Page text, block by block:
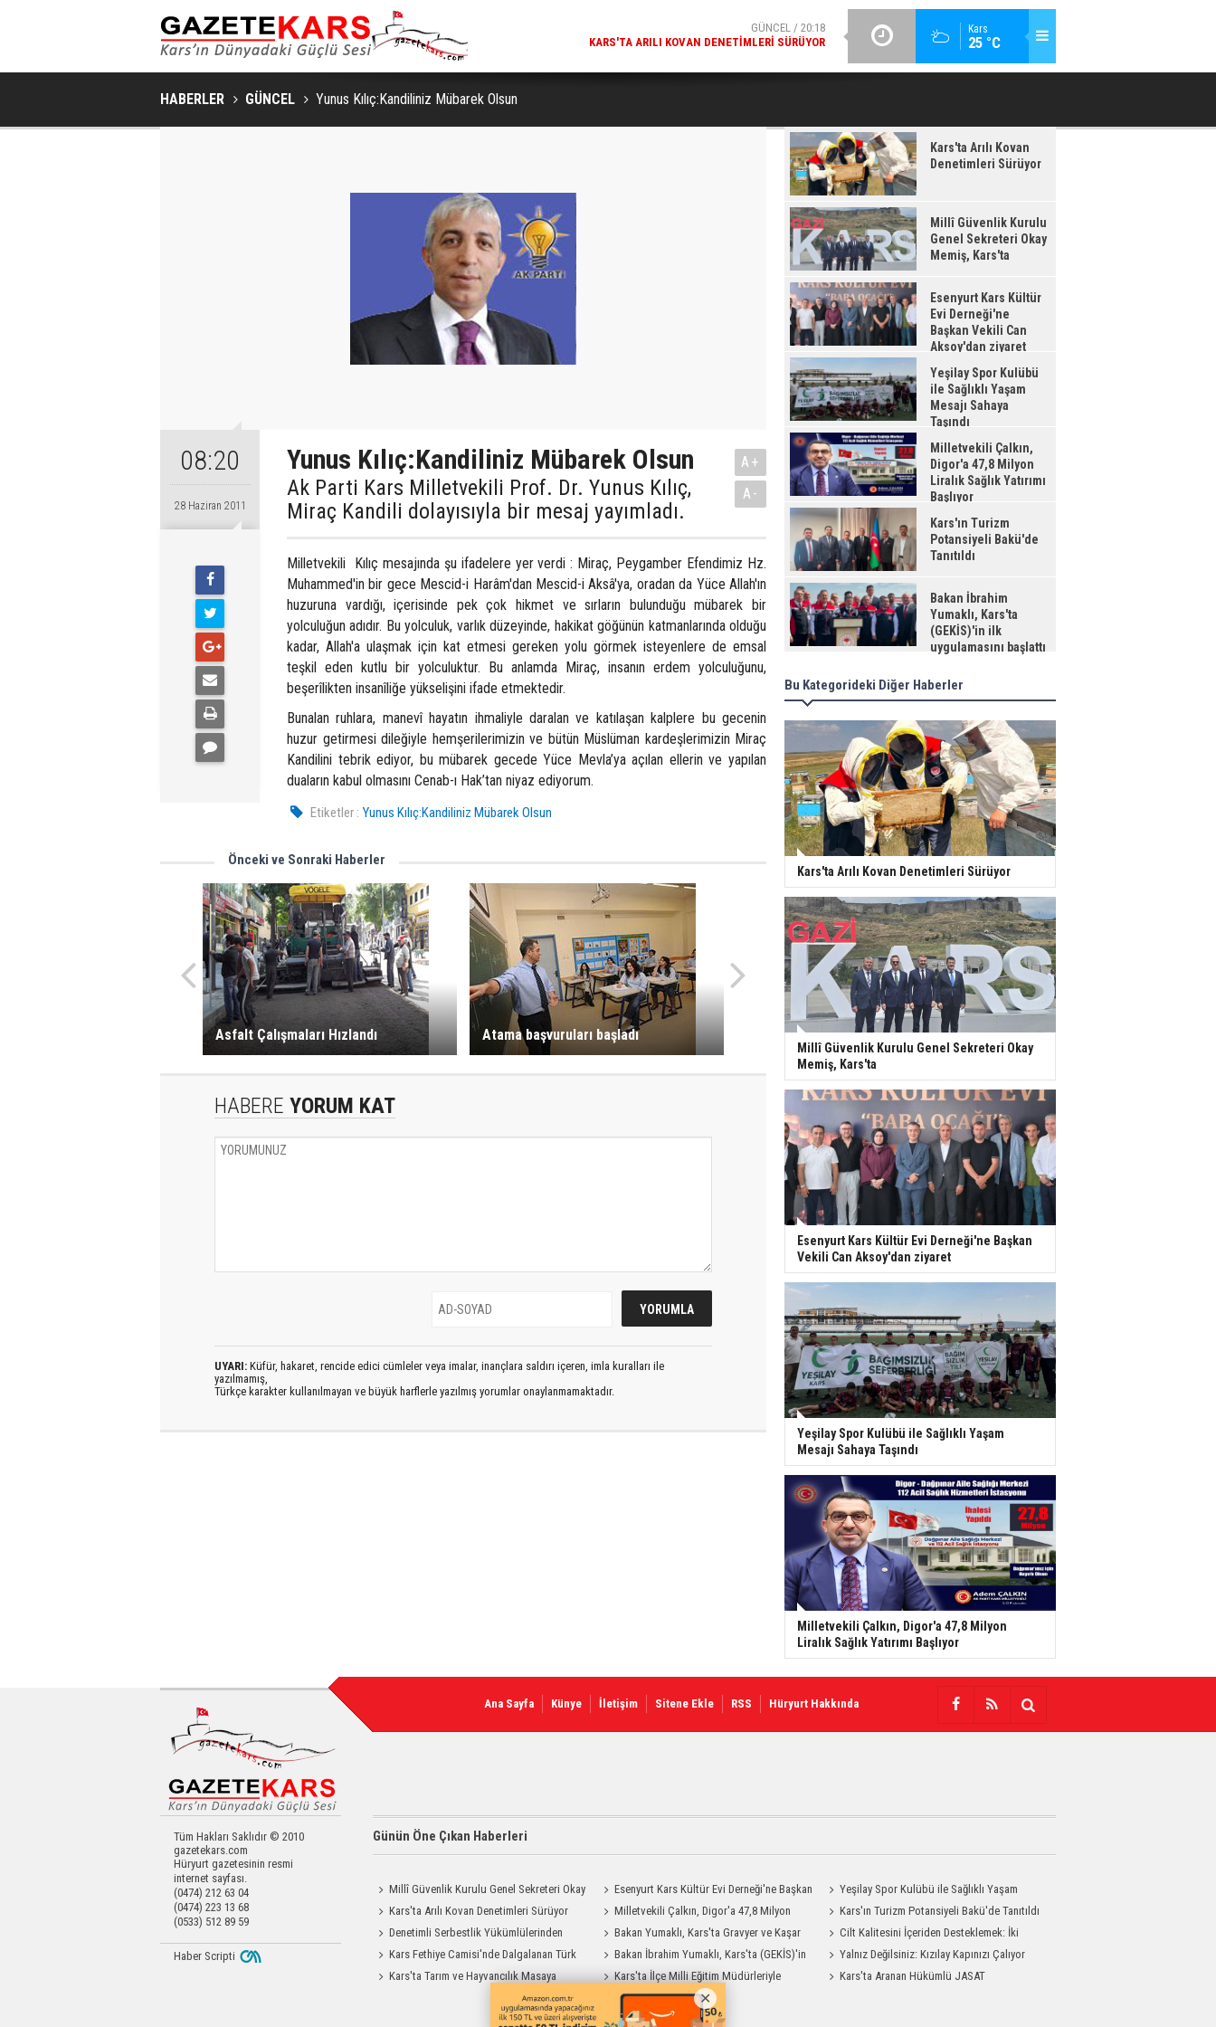
Kars
25 °C
GÜNCEL / 20:17
ESENYURT KARS KÜLTÜR EVI DERNEĞI'NE BAŞKAN VEKILI CAN
HABERLER GÜNCEL Yunus Kılıç:Kandiliniz Mübarek Olsun
08:20
28 Haziran 2011
Yunus Kılıç:Kandiliniz Mübarek Olsun
Ak Parti Kars Milletvekili Prof. Dr. Yunus Kılıç,
Miraç Kandili dolayısıyla bir mesaj yayımladı.
A+
A-
Milletvekili Kılıç mesajında şu ifadelere yer verdi : Miraç, Peygamber Efendimiz Hz.
Muhammed'in bir gece Mescid-i Harâm'dan Mescid-i Aksâ'ya, oradan da Yüce Allah'ın
huzuruna vardığı, içerisinde pek çok hikmet ve sırların bulunduğu mübarek bir
yolculuğun adıdır. Bu yolculuk, varlık düzeyinde, hakikat göğünün katmanlarında olduğu
kadar, Allah'a ulaşmak için kat etmesi gereken yolu görmek isteyenlere de emsal
teşkil eden kutlu bir yolculuktur. Bu anlamda Miraç, insanın erdem yolculuğunu,
beşerîlikten insanîliğe yükselişini ifade etmektedir.
Bunalan ruhlara, manevî hayatın ihmaliyle daralan ve katılaşan kalplere bu gecenin
huzur getirmesi dileğiyle hemşerilerimizin ve bütün Müslüman kardeşlerimizin Miraç
Kandilini tebrik ediyor, bu mübarek gecede Yüce Mevla’ya açılan ellerin ve yapılan
duaların kabul olmasını Cenab-ı Hak’tan niyaz ediyorum.
Etiketler : Yunus Kılıç:Kandiliniz Mübarek Olsun
Önceki ve Sonraki Haberler
Asfalt Çalışmaları Hızlandı Atama başvuruları başladı
HABERE YORUM KAT
UYARI: Küfür, hakaret, rencide edici cümleler veya imalar, inançlara saldırı içeren, imla kuralları ile
yazılmamış,
Türkçe karakter kullanılmayan ve büyük harflerle yazılmış yorumlar onaylanmamaktadır.
Kars'ta Arılı Kovan
Denetimleri Sürüyor
Millî Güvenlik Kurulu
Genel Sekreteri Okay
Memiş, Kars'ta
Esenyurt Kars Kültür
Evi Derneği'ne
Başkan Vekili Can
Aksoy'dan ziyaret
Yeşilay Spor Kulübü
ile Sağlıklı Yaşam
Mesajı Sahaya
Taşındı
Milletvekili Çalkın,
Digor'a 47,8 Milyon
Liralık Sağlık Yatırımı
Başlıyor
Kars'ın Turizm
Potansiyeli Bakü'de
Tanıtıldı
Bakan İbrahim
Yumaklı, Kars'ta
(GEKİS)'in ilk
uygulamasını başlattı
Bu Kategorideki Diğer Haberler
Kars'ta Arılı Kovan Denetimleri Sürüyor
Millî Güvenlik Kurulu Genel Sekreteri Okay
Memiş, Kars'ta
Esenyurt Kars Kültür Evi Derneği'ne Başkan
Vekili Can Aksoy'dan ziyaret
Yeşilay Spor Kulübü ile Sağlıklı Yaşam
Mesajı Sahaya Taşındı
Milletvekili Çalkın, Digor'a 47,8 Milyon
Liralık Sağlık Yatırımı Başlıyor
Ana Sayfa Künye İletişim Sitene Ekle RSS Hüryurt Hakkında
Tüm Hakları Saklıdır © 2010
gazetekars.com
Hüryurt gazetesinin resmi
internet sayfası.
(0474) 212 63 04
(0474) 223 13 68
(0533) 512 89 59
Günün Öne Çıkan Haberleri
Millî Güvenlik Kurulu Genel Sekreteri Okay
Memiş, Kars'ta
Esenyurt Kars Kültür Evi Derneği'ne Başkan
Vekili Can Aksoy'dan ziyaret
Yeşilay Spor Kulübü ile Sağlıklı Yaşam
Mesajı Sahaya Taşındı
Kars'ta Arılı Kovan Denetimleri Sürüyor
Milletvekili Çalkın, Digor'a 47,8 Milyon
Liralık Sağlık Yatırımı Başlıyor
Kars'ın Turizm Potansiyeli Bakü'de Tanıtıldı
Denetimli Serbestlik Yükümlülerinden
Okula Temizlik Desteği
Bakan Yumaklı, Kars'ta Gravyer ve Kaşar
Üretim Tesisini Ziyaret Etti
Cilt Kalitesini İçeriden Desteklemek: İki
Enjeksiyon Uygulamasının Karşılaştırması
Kars Fethiye Camisi'nde Dalgalanan Türk
Bayrağı Görenlerin Beğenisini Topladı
Bakan İbrahim Yumaklı, Kars'ta (GEKİS)'in
ilk uygulamasını başlattı
Yalnız Değilsiniz: Kızılay Kapınızı Çalıyor
Kars'ta Tarım ve Hayvancılık Masaya
Kars'ta İlçe Milli Eğitim Müdürleriyle
Değerlendirme Toplantısı
Kars'ta Aranan Hükümlü JASAT
Haber Scripti